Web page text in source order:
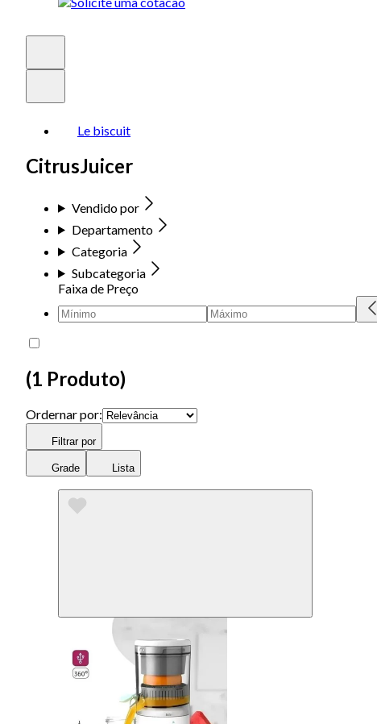
Le biscuit
CitrusJuicer
Vendido por
Departamento
Categoria
Subcategoria
Faixa de Preço
(1 Produto)
Ordernar por:
Filtrar por
Grade Lista